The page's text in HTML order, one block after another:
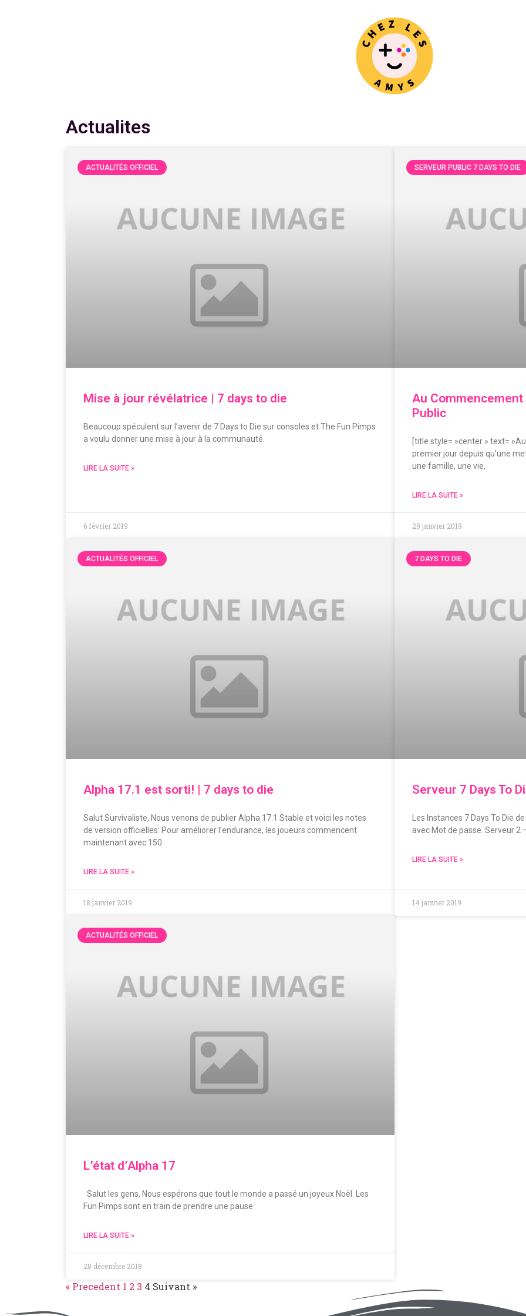
Actualites
ACTUALITÉS OFFICIEL
Mise à jour révélatrice | 7 days to die
Beaucoup spéculent sur l’avenir de 7 Days to Die sur consoles et The Fun Pimps
a voulu donner une mise à jour à la communauté.
LIRE LA SUITE »
6 février 2019
SERVEUR PUBLIC 7 DAYS TO DIE
Au
Public
[title style= »center » text=
premier jour depuis qu’une
une famille, une vie,
LIRE LA SUITE »
29 janvier 2019
ACTUALITÉS OFFICIEL
Alpha 17.1 est sorti! | 7 days to die
Salut Survivaliste, Nous venons de publier Alpha 17.1 Stable et voici les notes
de version officielles: Pour améliorer l’endurance, les joueurs commencent
maintenant avec 150
LIRE LA SUITE »
18 janvier 2019
7 DAYS TO DIE
Serveur 7 Days To
Les Instances 7 Days To Die
avec Mot de passe. Serveur 2
LIRE LA SUITE »
14 janvier 2019
ACTUALITÉS OFFICIEL
L’état d’Alpha 17
Salut les gens, Nous espérons que tout le monde a passé un joyeux Noël. Les
Fun Pimps sont en train de prendre une pause
LIRE LA SUITE »
28 décembre 2018
« Precedent 1 2 3 4 Suivant »